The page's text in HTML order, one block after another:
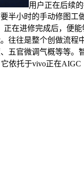
用户正在后续
半小时的手动修图工
在进修完成后，便
往往是整个创做流程
五官微调气概等等。
依托于vivo正在AIGC